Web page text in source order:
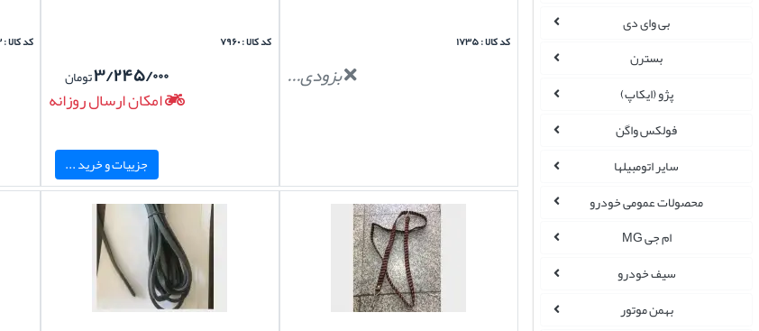
بی وای دی
بسترن
پژو (ایکاپ)
فولکس واگن
سایر اتومبیلها
محصولات عمومی خودرو
ام جی MG
سیف خودرو
بهمن موتور
کد کالا : ۱۷۳۵
بزودی...
کد کالا : ۷۹۶۰
۳/۲۴۵/۰۰۰تومان
امکان ارسال روزانه
جزییات و خرید ...
کد کالا : ۴۶۲۳